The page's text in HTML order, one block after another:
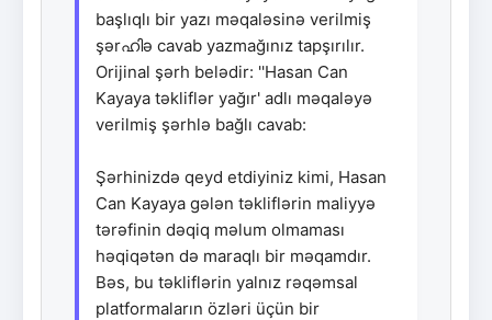
başlıqlı bir yazı məqaləsinə verilmiş
şərഹിə cavab yazmağınız tapşırılır.
Orijinal şərh belədir: ''Hasan Can
Kayaya təkliflər yağır' adlı məqaləyə
verilmiş şərhlə bağlı cavab:
Şərhinizdə qeyd etdiyiniz kimi, Hasan
Can Kayaya gələn təkliflərin maliyyə
tərəfinin dəqiq məlum olmaması
həqiqətən də maraqlı bir məqamdır.
Bəs, bu təkliflərin yalnız rəqəmsal
platformaların özləri üçün bir